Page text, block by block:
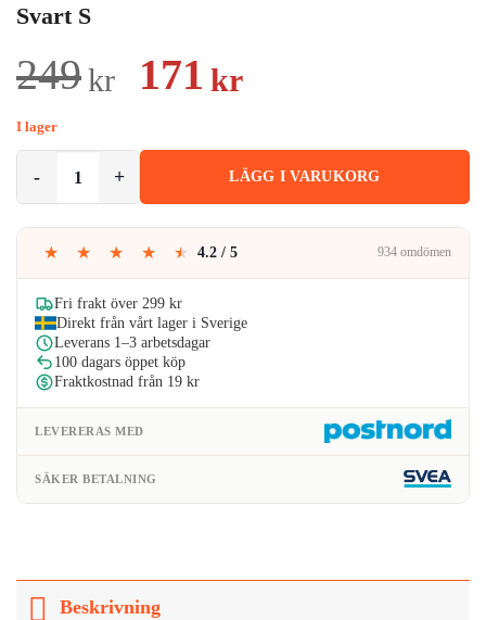
Svart S
249kr
Det
priset
var:
249kr.
171 krDet
priset
är:
I lager
LÄGG I VARUKORG
★ ★ ★ ★ ★ 4.2 / 5 934 omdömen
Fri frakt över 299 kr
Direkt från vårt lager i Sverige
Leverans 1–3 arbetsdagar
100 dagars öppet köp
Fraktkostnad från 19 kr
LEVERERAS MED
SÄKER BETALNING
Beskrivning